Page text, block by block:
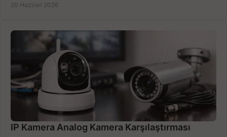
20 Haziran 2026
IP Kamera Analog Kamera Karşılaştırması